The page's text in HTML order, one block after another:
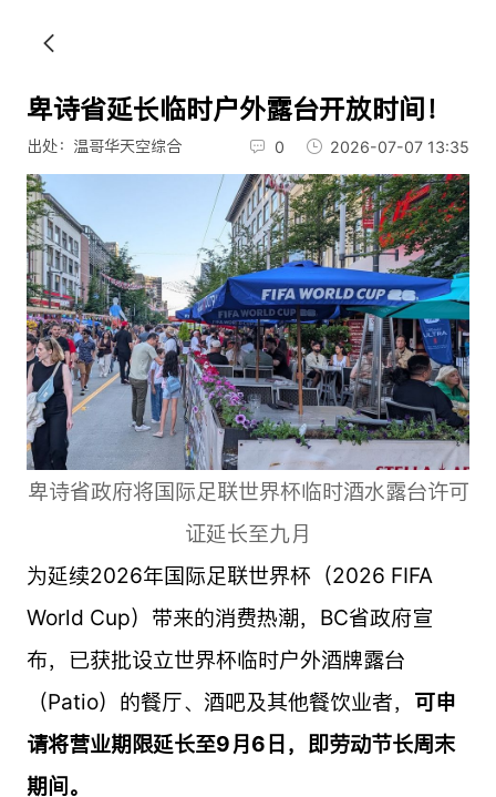
卑诗省延长临时户外露台开放时间！
出处：温哥华天空综合 0 2026-07-07 13:35
卑诗省政府将国际足联世界杯临时酒水露台许可
证延长至九月
为延续2026年国际足联世界杯（2026 FIFA
World Cup）带来的消费热潮，BC省政府宣
布，已获批设立世界杯临时户外酒牌露台
（Patio）的餐厅、酒吧及其他餐饮业者， 可申
请将营业期限延长至9月6日，即劳动节长周末
期间。